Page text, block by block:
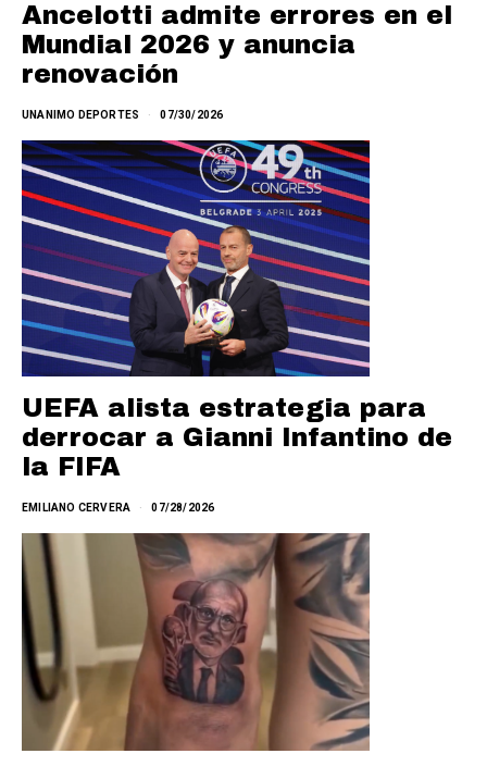
Ancelotti admite errores en el
Mundial 2026 y anuncia
renovación
UNANIMO DEPORTES 07/30/2026
UEFA alista estrategia para
derrocar a Gianni Infantino de
la FIFA
EMILIANO CERVERA 07/28/2026